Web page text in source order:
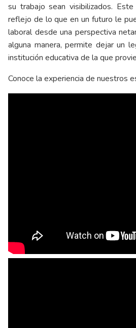
su trabajo sean visibilizados.
reflejo de lo que en un futuro le
laboral desde una perspectiva
alguna manera, permite dejar un
institución educativa de la que
Conoce la experiencia de nuestros